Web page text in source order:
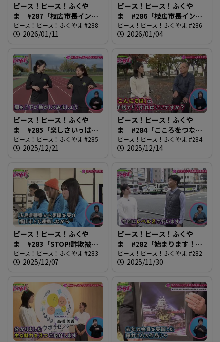
ピース！ピース！ふくや
ま #287「枝広市長インタ
ビュー後編」
ピース！ピース！ふくやま #288
2026/01/11
ピース！ピース！ふくや
ま #286「枝広市長インタ
ビュー前編」
ピース！ピース！ふくやま #286
2026/01/04
ピース！ピース！ふくや
ま #285「楽しさいっぱ
い！ふくやまマラソン」
ピース！ピース！ふくやま #285
2025/12/21
ピース！ピース！ふくや
ま #284「こころをつなぐ
手話言語」
ピース！ピース！ふくやま #284
2025/12/14
ピース！ピース！ふくや
ま #283「STOP!詐欺被
害」
ピース！ピース！ふくやま #283
2025/12/07
ピース！ピース！ふくや
ま #282「始まります！自
動運転実証実験」
ピース！ピース！ふくやま #282
2025/11/30